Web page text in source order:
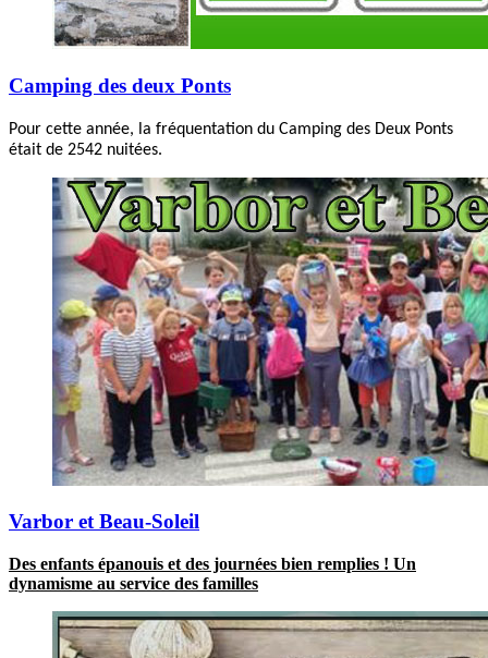
Camping des deux Ponts
Pour cette année, la fréquentation du Camping des Deux Ponts
était de 2542 nuitées.
Varbor et Beau-Soleil
Des enfants épanouis et des journées bien remplies ! Un
dynamisme au service des familles